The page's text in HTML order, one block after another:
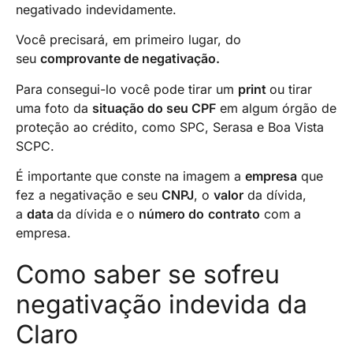
negativado indevidamente.
Você precisará, em primeiro lugar, do
seu comprovante de negativação.
Para consegui-lo você pode tirar um print ou tirar
uma foto da situação do seu CPF em algum órgão de
proteção ao crédito, como SPC, Serasa e Boa Vista
SCPC.
É importante que conste na imagem a empresa que
fez a negativação e seu CNPJ, o valor da dívida,
a data da dívida e o número do contrato com a
empresa.
Como saber se sofreu
negativação indevida da
Claro